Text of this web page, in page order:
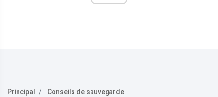
Principal
Conseils de sauvegarde